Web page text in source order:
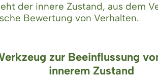
der innere Zustand, aus dem
Bewertung von Verhalten.
zur Beeinflussung
innerem Zustand